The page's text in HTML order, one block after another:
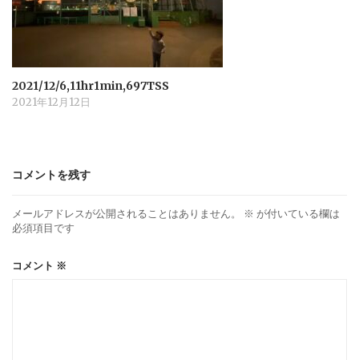
2021/12/6,11hr1min,697TSS
2021年12月12日
コメントを残す
メールアドレスが公開されることはありません。 ※ が付いている欄は
必須項目です
コメント ※